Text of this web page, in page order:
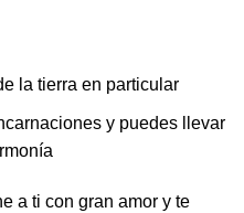
la tierra en particular
y puedes llevar
a ti con gran amor y te